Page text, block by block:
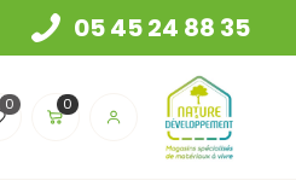
05 45 24 88 35
0 0